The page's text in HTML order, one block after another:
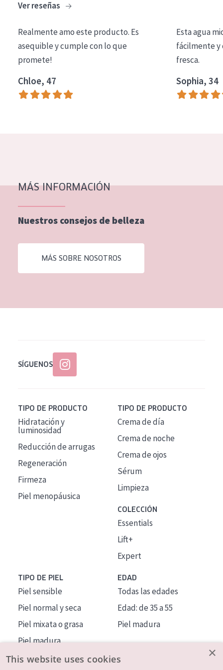
COLECCIÓN
Essentials
Lift+
Expert
TIPO DE PIEL
Piel expuesta al sol
Piel menopáusica
Todas las edades
Edad: de 35 a 55
Ver reseñas
Realmente amo este producto. Es
asequible y cumple con lo que
promete!
Chloe, 47
Esta agua
fácilmente y
fresca.
Sophia, 34
MÁS INFORMACIÓN
Nuestros consejos de belleza
MÁS SOBRE NOSOTROS
SÍGUENOS
TIPO DE PRODUCTO
Hidratación y
luminosidad
Reducción de arrugas
Regeneración
Firmeza
Piel menopáusica
TIPO DE PRODUCTO
Crema de día
Crema de noche
Crema de ojos
Sérum
Limpieza
COLECCIÓN
Essentials
Lift+
Expert
TIPO DE PIEL
Piel sensible
Piel normal y seca
Piel mixata o grasa
Piel madura
Piel expuesta al sol
EDAD
Todas las edades
Edad: de 35 a 55
Piel madura
×
This website uses cookies